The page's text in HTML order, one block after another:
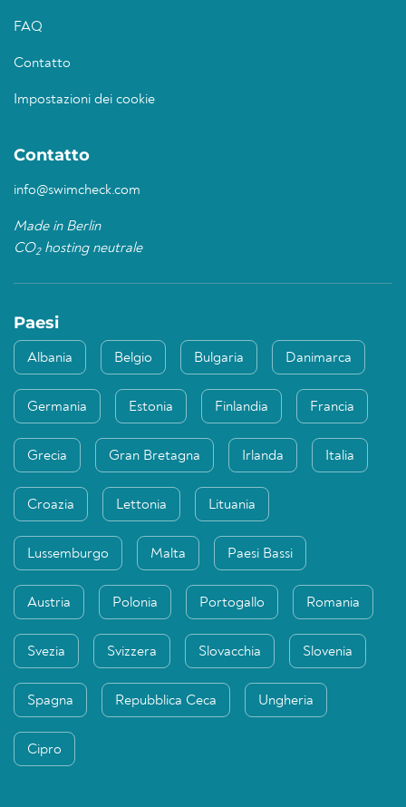
FAQ
Contatto
Impostazioni dei cookie
Contatto
info@swimcheck.com
Made in Berlin
CO2hosting neutrale
Paesi
Albania Belgio Bulgaria Danimarca
Germania Estonia Finlandia Francia
Grecia Gran Bretagna Irlanda Italia
Croazia Lettonia Lituania
Lussemburgo Malta Paesi Bassi
Austria Polonia Portogallo Romania
Svezia Svizzera Slovacchia Slovenia
Spagna Repubblica Ceca Ungheria
Cipro